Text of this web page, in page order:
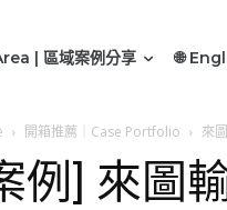
| 區域案例分享 🌐
開箱推薦｜Case Portfolio 來
例] 來圖